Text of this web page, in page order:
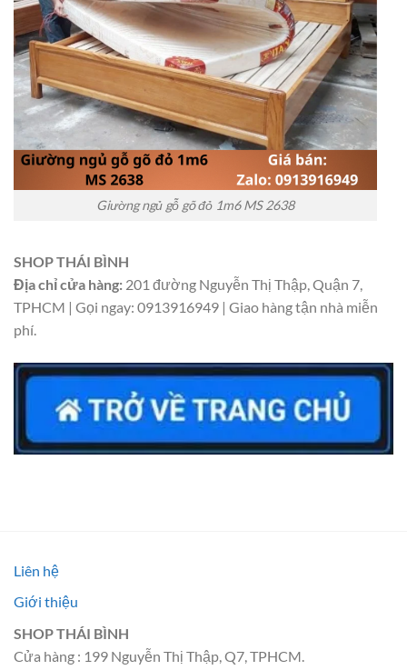
Giường ngủ gỗ gõ đỏ 1m6 MS 2638
SHOP THÁI BÌNH
Địa chỉ cửa hàng: 201 đường Nguyễn Thị Thập, Quận 7,
TPHCM | Gọi ngay: 0913916949 | Giao hàng tận nhà miễn
phí.
Liên hệ
Giới thiệu
SHOP THÁI BÌNH
Cửa hàng : 199 Nguyễn Thị Thập, Q7, TPHCM.